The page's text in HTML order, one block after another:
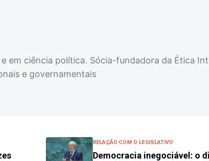
em ciência política. Sócia-fundadora da Ética
e governamentais
RELAÇÃO COM O LEGISLATIVO
Democracia inegociável: o